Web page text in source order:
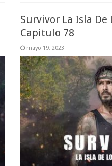
Survivor La Isla De
Capitulo 78
mayo 19, 2023